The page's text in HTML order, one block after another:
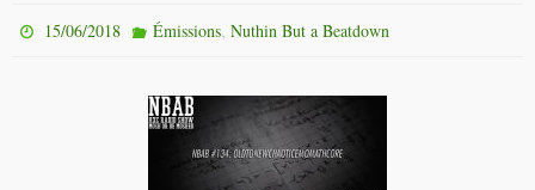
15/06/2018 Émissions, Nuthin But a Beatdown